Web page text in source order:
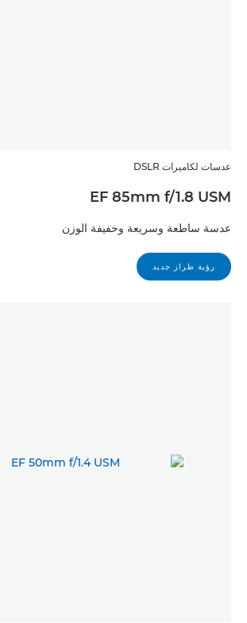
عدسات لكاميرات DSLR
EF 85mm f/1.8 USM
عدسة ساطعة وسريعة وخفيفة الوزن
رؤية طراز جديد